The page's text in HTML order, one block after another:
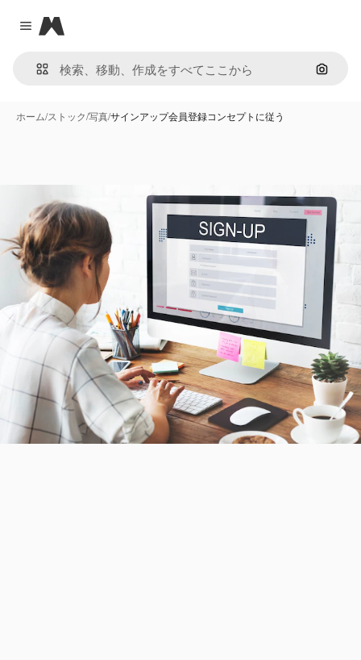
Close menu
Magnific
画像で
ホーム/ストック/写真/サインアップ会員登録コンセプトに従う